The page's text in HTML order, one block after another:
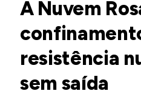
A Nuvem
resistência
sem saída